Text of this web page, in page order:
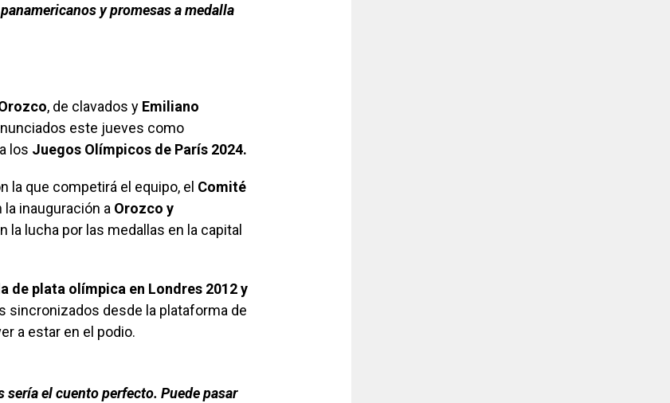
y promesas a medalla
, de clavados y Emiliano
este jueves como
los Juegos Olímpicos de París 2024.
la que competirá el equipo, el Comité
inauguración a Orozco y
la lucha por las medallas en la capital
de plata olímpica en Londres 2012 y
sincronizados desde la plataforma de
a estar en el podio.
sería el cuento perfecto. Puede pasar